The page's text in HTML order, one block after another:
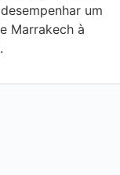
um
Marrakech à